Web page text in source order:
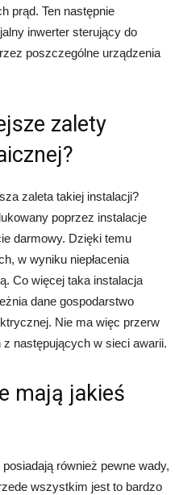
prąd. Ten następnie
inwerter sterujący do
poszczególne urządzenia
zalety
zaleta takiej instalacji?
poprzez instalacje
darmowy. Dzięki temu
w wyniku niepłacenia
Co więcej taka instalacja
dane gospodarstwo
Nie ma więc przerw
następujących w sieci awarii.
mają jakieś
również pewne wady,
wszystkim jest to bardzo